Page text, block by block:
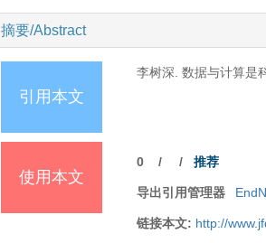
摘要/Abstract
引用本文
李树深. 数据与计算是
使用本文
0 / /推荐
导出引用管理器
链接本文: http://